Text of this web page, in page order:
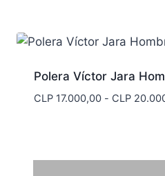
Polera Víctor Jara
CLP17.000,00 - CLP